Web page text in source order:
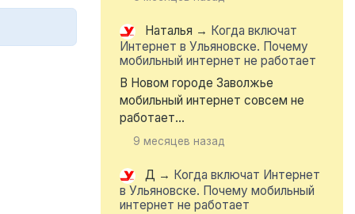
Наталья → Когда включат
Интернет в Ульяновске. Почему
мобильный интернет не работает
В Новом городе Заволжье
мобильный интернет совсем не
работает...
9 месяцев назад
Д → Когда включат Интернет
в Ульяновске. Почему мобильный
интернет не работает